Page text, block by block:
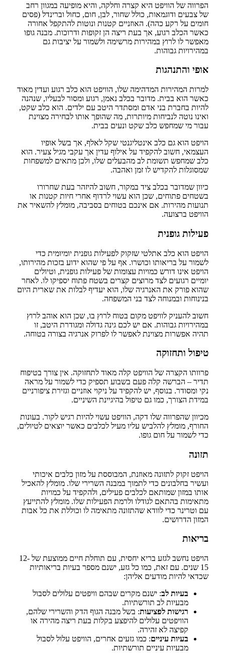
הפרווה של הוויפט היא קצרה וחלקה, והיא מופיעה במגוון רחב
של צבעים ודוגמאות, כולל שחור, לבן, חום, כחול וברינדל (פסים
חומים על רקע כהה). האוזניים קטנות ונוטות להתקפל אחורה
כאשר הכלב רגוע, אך בעת ריצה הן זקופות ודרוכות. מבנה גופו
מאפשר לו לרוץ במהירות מרשימה ולשמור על יציבות גם
במהירויות גבוהות.
אופי והתנהגות
למרות המהירות המדהימה שלו, הוויפט הוא כלב רגוע ועדין מאוד
כאשר הוא בבית. מדובר בכלב נאמן, רגוע ומסור לבעליו, שנהנה
להיות בחברת בני אדם ומסתדר היטב עם ילדים. הוא כלב שקט,
ואינו נוטה לנביחות מיותרות, מה שהופך אותו לבחירה מצוינת
עבור מי שמחפש כלב שקט ונעים בבית.
הויפט הוא גם כלב אינטליגנטי שקל לאלף, אך בשל אופיו
העצמאי, חשוב להקפיד על אילוף עדין אך עקבי מגיל צעיר. הוא
כלב שמחפש תשומת לב מהבעלים שלו, ולכן מתאים למשפחות
שמסוגלות להקדיש לו זמן ואהבה.
כיוון שמדובר בכלב ציד במקור, חשוב להיזהר בעת שחרורו
בשטחים פתוחים, שכן הוא עשוי לרדוף אחרי חיות קטנות או
תנועות מהירות. אם אינכם בטוחים בסביבה, מומלץ להשאיר את
הוויפט ברצועה.
פעילות גופנית
הויפט הוא כלב אתלטי שזקוק לפעילות גופנית יומיומית כדי
לשמור על בריאותו וכושרו. אף על פי שהוא ידוע בזכות מהירותו,
הויפט אינו דורש כמויות עצומות של פעילות גופנית, וטיולים
יומיים רגועים לצד מרוצים קצרים בשטח פתוח יספיקו לו. לאחר
שהוא פורק את האנרגיה שלו, הוא יעדיף לבלות את שארית היום
בנינוחות ובמנוחה לצד בני המשפחה.
חשוב להעניק לוויפט מקום בטוח לרוץ בו, שכן הוא אוהב לרוץ
במהירויות גבוהות. אם יש לכם גינה גדולה ומגודרת היטב, זו
תהיה אפשרות מצוינת לאפשר לו לפרוק אנרגיה בצורה בטוחה.
טיפול ותחזוקה
פרוותו הקצרה של הוויפט קלה מאוד לתחזוקה. אין צורך בטיפוח
תדיר – הברשה קלה פעם בשבוע תספיק כדי לשמור על מראה
נקי ומסודר. בנוסף, יש להקפיד על ניקוי אוזניים וגזירת ציפורניים
במידת הצורך, כמו גם טיפול בהיגיינת השיניים.
מכיוון שהפרווה שלו דקה, הוויפט עשוי להיות רגיש לקור. בעונות
החורף, מומלץ להלביש עליו מעיל לכלבים כאשר יוצאים לטיולים,
כדי לשמור על חום גופו.
תזונה
הויפט זקוק לתזונה מאוזנת, המבוססת על מזון כלבים איכותי
ועשיר בחלבונים כדי לתמוך במבנה השרירי שלו. מומלץ להאכיל
אותו במזון שמותאם לכלבים פעילים, ולהקפיד על כמויות
מתאימות בהתאם לגודלו ולרמת הפעילות שלו. מומלץ להתייעץ
עם וטרינר כדי לוודא שהתזונה מתאימה לו וכוללת את כל אבות
המזון הדרושים.
בריאות
הויפט נחשב לגזע בריא יחסית, עם תוחלת חיים ממוצעת של 12-
15 שנים. עם זאת, כמו כל גזע, ישנם מספר בעיות בריאותיות
שכדאי להיות מודעים אליהן:
בעיות לב: ישנם מקרים שבהם וויפטים עלולים לסבול
מבעיות לב תורשתיות.
רגישות לפציעות: בשל מבנה הגוף הדק והשרירי שלהם,
הוויפטים עלולים להיפצע בקלות בעת ריצה מהירה או
קפיצה לא זהירה.
בעיות עיניים: כמו גזעים אחרים, הוויפט עלול לסבול
מבעיות עיניים תורשתיות.